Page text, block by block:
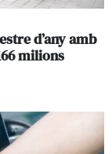
d’any amb
milions